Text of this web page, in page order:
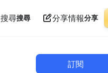
搜尋搜尋 分享情報分享
訂閱